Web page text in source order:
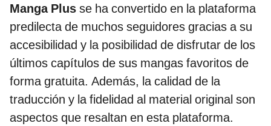
Manga Plus se ha convertido en la plataforma
predilecta de muchos seguidores gracias a su
accesibilidad y la posibilidad de disfrutar de los
últimos capítulos de sus mangas favoritos de
forma gratuita. Además, la calidad de la
traducción y la fidelidad al material original son
aspectos que resaltan en esta plataforma.